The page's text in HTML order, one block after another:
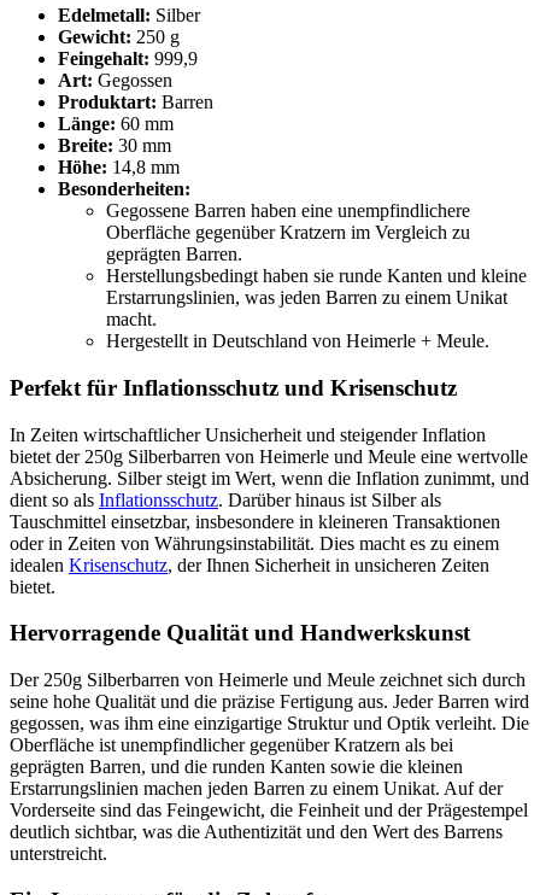
Edelmetall: Silber
Gewicht: 250 g
Feingehalt: 999,9
Art: Gegossen
Produktart: Barren
Länge: 60 mm
Breite: 30 mm
Höhe: 14,8 mm
Besonderheiten:
Gegossene Barren haben eine unempfindlichere
Oberfläche gegenüber Kratzern im Vergleich zu
geprägten Barren.
Herstellungsbedingt haben sie runde Kanten und kleine
Erstarrungslinien, was jeden Barren zu einem Unikat
macht.
Hergestellt in Deutschland von Heimerle + Meule.
Perfekt für Inflationsschutz und Krisenschutz
In Zeiten wirtschaftlicher Unsicherheit und steigender Inflation
bietet der 250g Silberbarren von Heimerle und Meule eine wertvolle
Absicherung. Silber steigt im Wert, wenn die Inflation zunimmt, und
dient so als Inflationsschutz. Darüber hinaus ist Silber als
Tauschmittel einsetzbar, insbesondere in kleineren Transaktionen
oder in Zeiten von Währungsinstabilität. Dies macht es zu einem
idealen Krisenschutz, der Ihnen Sicherheit in unsicheren Zeiten
bietet.
Hervorragende Qualität und Handwerkskunst
Der 250g Silberbarren von Heimerle und Meule zeichnet sich durch
seine hohe Qualität und die präzise Fertigung aus. Jeder Barren wird
gegossen, was ihm eine einzigartige Struktur und Optik verleiht. Die
Oberfläche ist unempfindlicher gegenüber Kratzern als bei
geprägten Barren, und die runden Kanten sowie die kleinen
Erstarrungslinien machen jeden Barren zu einem Unikat. Auf der
Vorderseite sind das Feingewicht, die Feinheit und der Prägestempel
deutlich sichtbar, was die Authentizität und den Wert des Barrens
unterstreicht.